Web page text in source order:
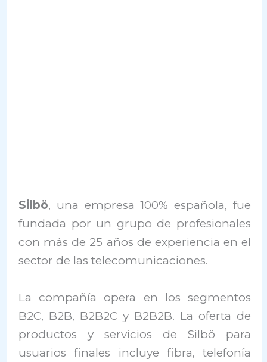
Silbö, una empresa 100% española, fue
fundada por un grupo de profesionales
con más de 25 años de experiencia en el
sector de las telecomunicaciones.
La compañía opera en los segmentos
B2C, B2B, B2B2C y B2B2B. La oferta de
productos y servicios de Silbö para
usuarios finales incluye fibra, telefonía